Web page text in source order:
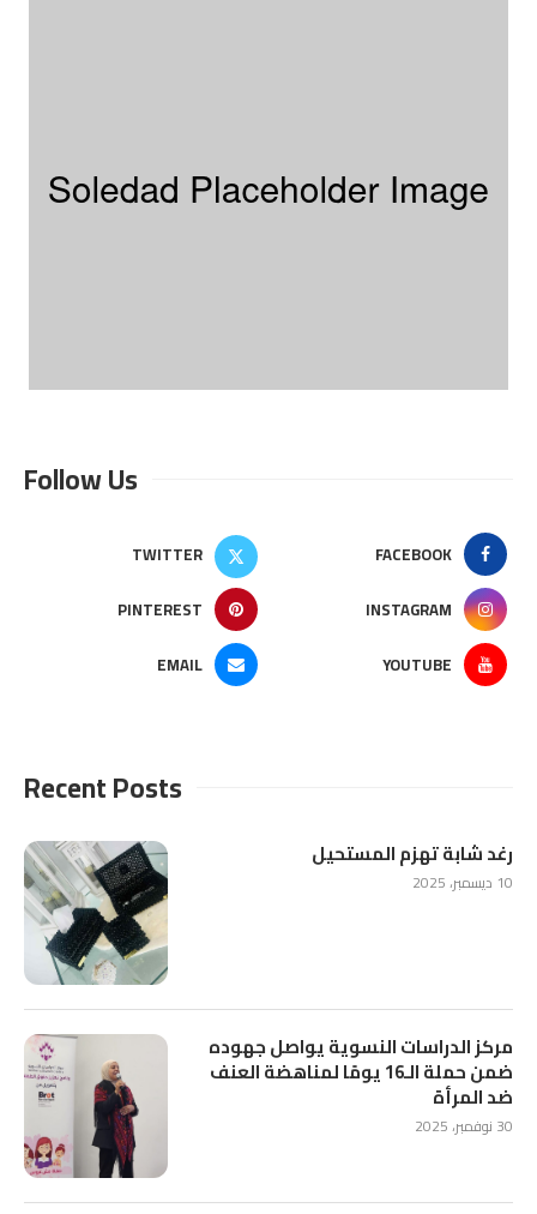
Follow Us
FACEBOOK
TWITTER
INSTAGRAM
PINTEREST
YOUTUBE
EMAIL
Recent Posts
رغد شابة تهزم المستحيل
10 ديسمبر، 2025
مركز الدراسات النسوية يواصل جهوده
ضمن حملة الـ16 يومًا لمناهضة العنف
ضد المرأة
30 نوفمبر، 2025